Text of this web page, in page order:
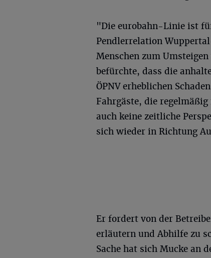
"Die eurobahn-Linie ist
Pendlerrelation
Menschen zum
befürchte, dass die
ÖPNV erheblichen
Fahrgäste, die
auch keine zeitliche
sich wieder in Richtung
Er fordert von der
erläutern und Abhilfe zu
Sache hat sich Mucke an